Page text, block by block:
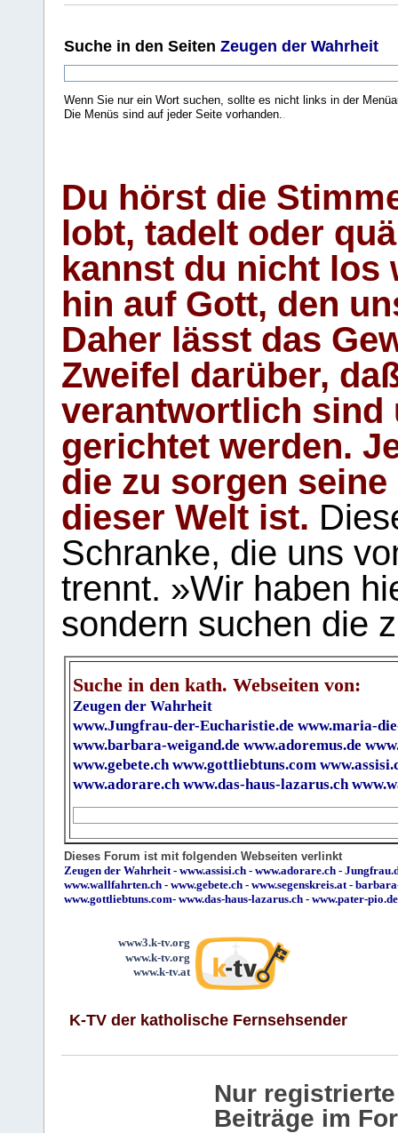
Suche in den Seiten Zeugen der Wahrheit
Wenn Sie nur ein Wort suchen, sollte es nicht links in der
Die Menüs sind auf jeder Seite vorhanden.
Du hörst die
lobt, tadelt oder
kannst du nicht los
hin auf Gott, den
Daher lässt das
Zweifel darüber,
verantwortlich sind
gerichtet werden.
die zu sorgen
dieser Welt ist.
Schranke, die uns
trennt. »Wir haben
sondern suchen die
Suche in den kath. Webseiten von:
Zeugen der Wahrheit
www.Jungfrau-der-Eucharistie.de www.maria-
www.barbara-weigand.de www.adoremus.de
www.gebete.ch www.gottliebtuns.com
www.adorare.ch www.das-haus-lazarus.ch
Dieses Forum ist mit folgenden Webseiten verlinkt
Zeugen der Wahrheit - www.assisi.ch - www.adorare.ch -
www.wallfahrten.ch - www.gebete.ch - www.segenskreis.at -
www.gottliebtuns.com- www.das-haus-lazarus.ch - www.pater-pio.de
www3.k-tv.org
www.k-tv.org
www.k-tv.at
K-TV der katholische Fernsehsender
Nur
Beiträge im